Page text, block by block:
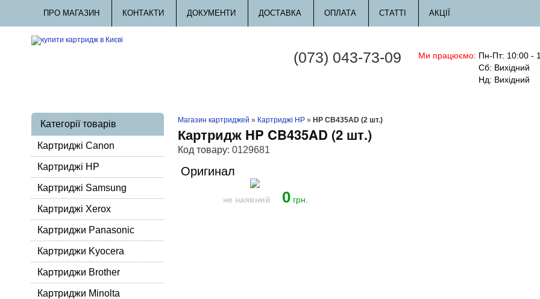
ПРО МАГАЗИН КОНТАКТИ ДОКУМЕНТИ ДОСТАВКА ОПЛАТА СТАТТІ АКЦІЇ
(073) 043-73-09 Ми працюємо: Пн-Пт: 10:00 -
Сб: Вихідний
Нд: Вихідний
Категорії товарів
Картриджі Canon
Картриджі HP
Картриджі Samsung
Картриджі Xerox
Картриджи Panasonic
Картриджи Kyocera
Картриджи Brother
Картриджи Minolta
Магазин картриджей » Картриджі HP » HP CB435AD (2 шт.)
Картридж HP CB435AD (2 шт.)
Код товару: 0129681
Оригинал
не наявний 0грн.